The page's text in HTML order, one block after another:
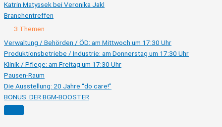
Katrin Matyssek bei Veronika Jakl
Branchentreffen
Ausklappen
Branchentreffen
3 Themen
Verwaltung / Behörden / ÖD: am Mittwoch um 17:30 Uhr
Produktionsbetriebe / Industrie: am Donnerstag um 17:30 Uhr
Klinik / Pflege: am Freitag um 17:30 Uhr
Pausen-Raum
Die Ausstellung: 20 Jahre “do care!”
BONUS: DER BGM-BOOSTER